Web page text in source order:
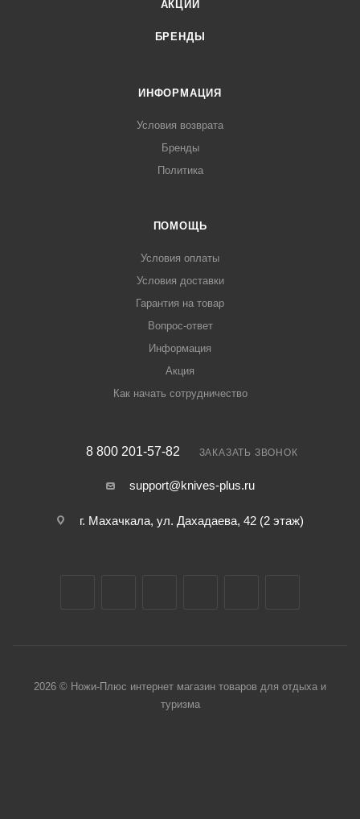
АКЦИИ
БРЕНДЫ
ИНФОРМАЦИЯ
Условия возврата
Бренды
Политика
ПОМОЩЬ
Условия оплаты
Условия доставки
Гарантия на товар
Вопрос-ответ
Информация
Акция
Как начать сотрудничество
8 800 201-57-82 ЗАКАЗАТЬ ЗВОНОК
support@knives-plus.ru
г. Махачкала, ул. Дахадаева, 42 (2 этаж)
2026 © Ножи-Плюс интернет магазин товаров для отдыха и
туризма